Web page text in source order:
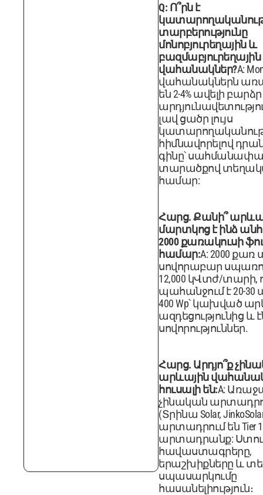
Q: Ո՞րն է
տարբերությունը
մոնոբյուրեղային և
վահանակներ?A:
վահանակներն
են 2-4% ավելի բարձր
լավ ցածր լույս
հիմնավորելով
գինը՝
տարածքով
համար:
Հարց. Քանի՞
մարտկոց է ինձ
2000 քառակուսի
համար:A: 2000 քառ
սովորաբար
12,000 կՎտժ/տարի,
պահանջում է 20-30
400 Wp՝ կախված
ազդեցությունից և
սովորություններ.
Հարց. Արդյո՞ք
արևային
հուսալի են:A:
չինական
(Տրինա Solar,
արտադրում են Tier
արտադրանք:
հավաստագրերը,
երաշխիքները և
սպասարկումը
հասանելիություն։